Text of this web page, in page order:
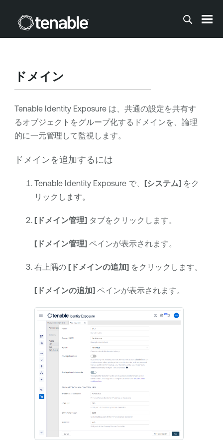
メインコンテンツに移動する
ドメイン
Tenable Identity Exposureは、共通の設定を共有す
るオブジェクトをグループ化するドメインを、論理
的に一元管理して監視します。
ドメインを追加するには
Tenable Identity Exposureで、 [システム]をク
リックします。
[ドメイン管理]タブをクリックします。
[ドメイン管理]ペインが表示されます。
右上隅の [ドメインの追加]をクリックします。
[ドメインの追加]ペインが表示されます。